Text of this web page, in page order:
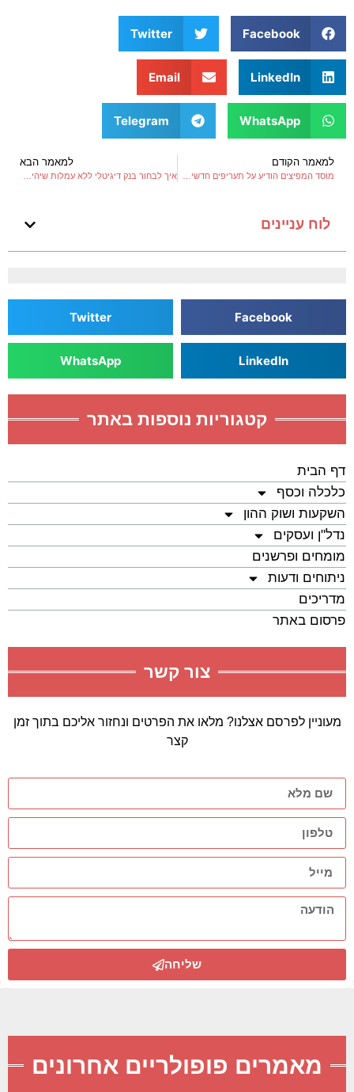
Facebook
Twitter
LinkedIn
Email
WhatsApp
Telegram
למאמר הקודם למאמר הבא
לוח עניינים
Facebook
Twitter
LinkedIn
WhatsApp
קטגוריות נוספות באתר
דף הבית
כלכלה וכסף
השקעות ושוק ההון
נדל"ן ועסקים
מומחים ופרשנים
ניתוחים ודעות
מדריכים
פרסום באתר
צור קשר
מעוניין לפרסם אצלנו? מלאו את הפרטים ונחזור אליכם בתוך זמן
קצר
שליחה
מאמרים פופולריים אחרונים